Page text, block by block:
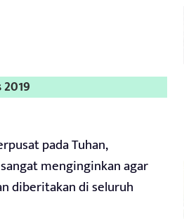
pada Tuhan,
menginginkan agar
diberitakan di seluruh